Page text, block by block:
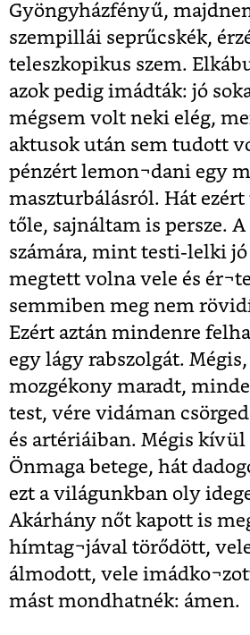
Gyöngyházfényű,
szempillái seprűcskék,
teleszkopikus szem.
azok pedig imádták: jó
mégsem volt neki elég,
aktusok után sem tudott
pénzért lemon¬dani egy
maszturbálásról. Hát
tőle, sajnáltam is persze.
számára, mint testi-lelki
megtett volna vele és
semmiben meg nem
Ezért aztán mindenre
egy lágy rabszolgát.
mozgékony maradt,
test, vére vidáman
és artériáiban. Mégis
Önmaga betege, hát
ezt a világunkban oly
Akárhány nőt kapott is
hímtag¬jával törődött,
álmodott, vele
mást mondhatnék: ámen.